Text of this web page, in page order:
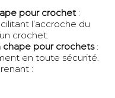
pour crochet:
l’accroche du
crochet.
chape pour crochets:
en toute sécurité.
: